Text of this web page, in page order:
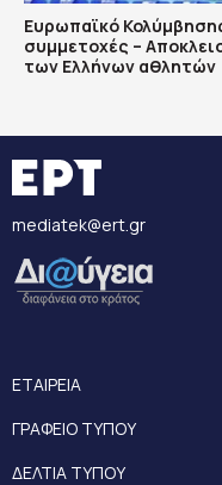
Ευρωπαϊκό
συμμετοχές –
των Ελλήνων αθλητών
mediatek@ert.gr
ΕΤΑΙΡΕΙΑ
ΓΡΑΦΕΙΟ ΤΥΠΟΥ
ΔΕΛΤΙΑ ΤΥΠΟΥ